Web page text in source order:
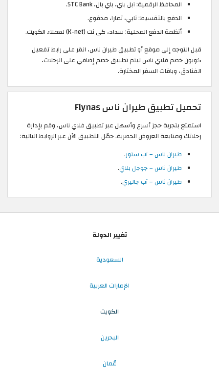
المحافظ الرقمية: آبل باي، باي بال، STC Bank.
الدفع بالتقسيط: تابي، تمارا، مدفوع.
أنظمة الدفع المحلية: سداد، كي نت (K-net) لعملاء الكويت.
قبل التوجه إلى موقع أو تطبيق طيران ناس، انقر على رابط تفعيل
كوبون خصم فلاي ناس ليتم تطبيق خصم إضافي على الرحلات،
الفنادق، وباقات السفر المختارة.
تحميل تطبيق طيران ناس Flynas
استمتع بتجربة حجز أسرع وأسهل عبر تطبيق فلاي ناس، وقم بإدارة
رحلاتك ومتابعة العروض الحصرية. حمّل التطبيق الآن عبر الروابط التالية:
طيران ناس – آب ستور.
طيران ناس – جوجل بلاي.
طيران ناس – آب جاليري.
تغيير الدولة
السعودية
الإمارات العربية
الكويت
البحرين
عُمان